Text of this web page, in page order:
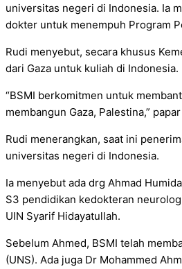
universitas negeri di Indonesia. Ia
dokter untuk menempuh Program
Rudi menyebut, secara khusus
dari Gaza untuk kuliah di Indonesia.
“BSMI berkomitmen untuk
membangun Gaza, Palestina,”
Rudi menerangkan, saat ini
universitas negeri di Indonesia.
Ia menyebut ada drg Ahmad
S3 pendidikan kedokteran
UIN Syarif Hidayatullah.
Sebelum Ahmed, BSMI telah
(UNS). Ada juga Dr Mohammed